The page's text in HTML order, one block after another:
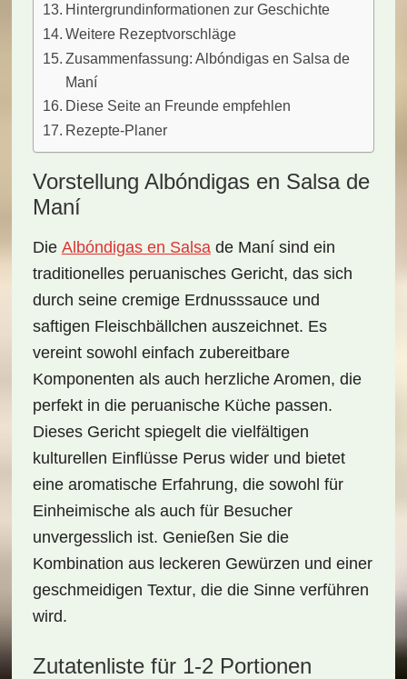
Hintergrundinformationen zur Geschichte
Weitere Rezeptvorschläge
Zusammenfassung: Albóndigas en Salsa de
Maní
Diese Seite an Freunde empfehlen
Rezepte-Planer
Vorstellung Albóndigas en Salsa de
Maní
Die Albóndigas en Salsade Maní sind ein
traditionelles peruanisches Gericht, das sich
durch seine cremige Erdnusssauceund
saftigen Fleischbällchen auszeichnet. Es
vereint sowohl einfach zubereitbare
Komponenten als auch herzliche Aromen, die
perfekt in die peruanische Küche passen.
Dieses Gericht spiegelt die vielfältigen
kulturellen EinflüssePerus wider und bietet
eine aromatische Erfahrung, die sowohl für
Einheimische als auch für Besucher
unvergesslich ist. Genießen Sie die
Kombination aus leckeren Gewürzen und einer
geschmeidigen Textur, die die Sinne verführen
wird.
Zutatenliste für 1-2 Portionen